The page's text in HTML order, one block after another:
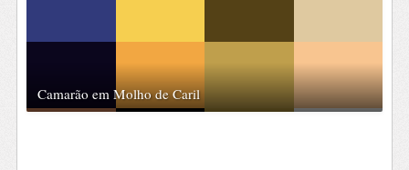
Camarão em Molho de Caril